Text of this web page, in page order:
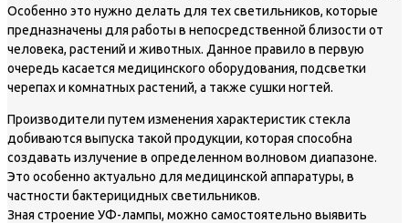
Особенно это нужно делать для тех светильников, которые
предназначены для работы в непосредственной близости от
человека, растений и животных. Данное правило в первую
очередь касается медицинского оборудования, подсветки
черепах и комнатных растений, а также сушки ногтей.
Производители путем изменения характеристик стекла
добиваются выпуска такой продукции, которая способна
создавать излучение в определенном волновом диапазоне.
Это особенно актуально для медицинской аппаратуры, в
частности бактерицидных светильников.
Зная строение УФ-лампы, можно самостоятельно выявить